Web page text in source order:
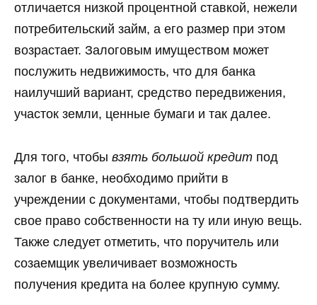
отличается низкой процентной ставкой, нежели
потребительский займ, а его размер при этом
возрастает. Залоговым имуществом может
послужить недвижимость, что для банка
наилучший вариант, средство передвижения,
участок земли, ценные бумаги и так далее.
Для того, чтобы взять большой кредит под
залог в банке, необходимо прийти в
учреждении с документами, чтобы подтвердить
свое право собственности на ту или иную вещь.
Также следует отметить, что поручитель или
созаемщик увеличивает возможность
получения кредита на более крупную сумму.